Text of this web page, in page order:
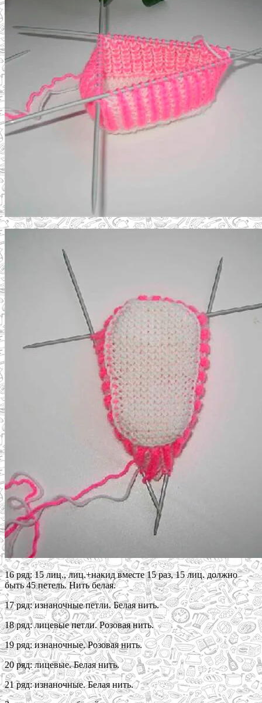
16 ряд: 15 лиц., лиц.+накид вместе 15 раз, 15 лиц. должно
быть 45 петель. Нить белая.
17 ряд: изнаночные петли. Белая нить.
18 ряд: лицевые петли. Розовая нить.
19 ряд: изнаночные. Розовая нить.
20 ряд: лицевые. Белая нить.
21 ряд: изнаночные. Белая нить.